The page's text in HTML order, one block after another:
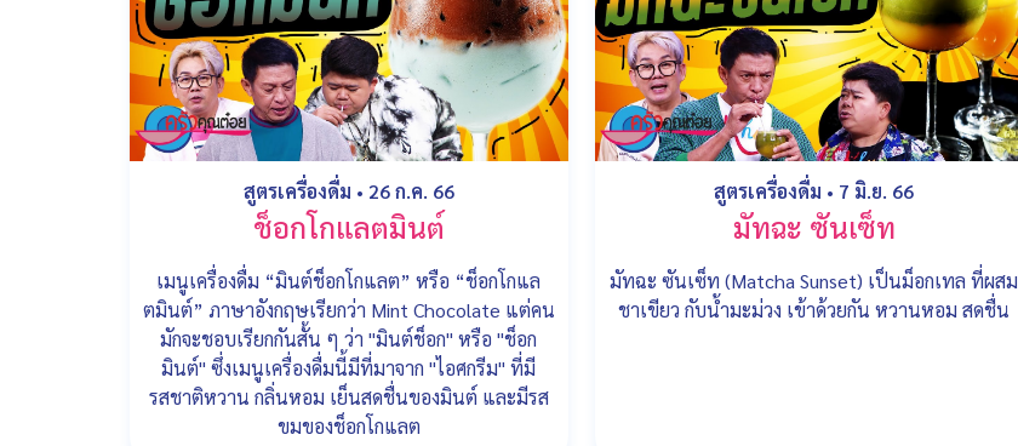
สูตรเครื่องดื่ม • 26 ก.ค. 66
ช็อกโกแลตมินต์
เมนูเครื่องดื่ม “มินต์ช็อกโกแลต” หรือ “ช็อกโกแล
ตมินต์” ภาษาอังกฤษเรียกว่า Mint Chocolate แต่คน
มักจะชอบเรียกกันสั้น ๆ ว่า "มินต์ช็อก" หรือ "ช็อก
มินต์" ซึ่งเมนูเครื่องดื่มนี้มีที่มาจาก "ไอศกรีม" ที่มี
รสชาติหวาน กลิ่นหอม เย็นสดชื่นของมินต์ และมีรส
ขมของช็อกโกแลต
สูตรเครื่องดื่ม • 7 มิ.ย. 66
มัทฉะ ซันเซ็ท
มัทฉะ ซันเซ็ท (Matcha Sunset) เป็นม็อกเทล ที่ผสม
ชาเขียว กับน้ำมะม่วง เข้าด้วยกัน หวานหอม สดชื่น